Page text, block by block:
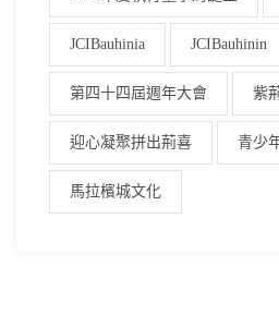
JCIBauhinia JCIBauhinin
第四十四屆週年大會 紫
迎心凝聚拼出荊喜 青少
馬拉檳城文化